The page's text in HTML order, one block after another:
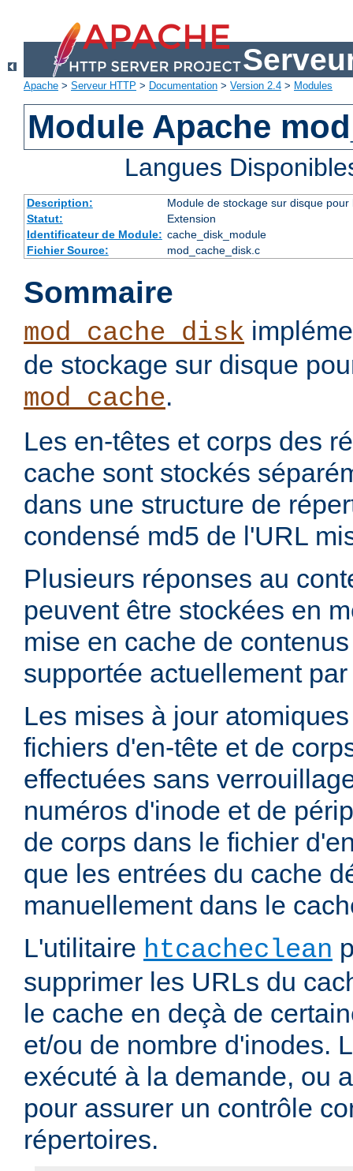
Apache > Serveur HTTP > Documentation > Version 2.4 > Modules
Module Apache
Langues
Description:
Module de stockage sur disque
Statut:
Extension
Identificateur de Module: cache_disk_module
Fichier Source:
mod_cache_disk.c
Sommaire
mod_cache_disk
de stockage sur disque
mod_cache.
Les en-têtes et corps des
cache sont stockés
dans une structure de
condensé md5 de l'URL
Plusieurs réponses au
peuvent être stockées en
mise en cache de
supportée actuellement
Les mises à jour
fichiers d'en-tête et de
effectuées sans
numéros d'inode et de
de corps dans le fichier
que les entrées du cache
manuellement dans le
L'utilitaire htcacheclean
supprimer les URLs du
le cache en deçà de
et/ou de nombre d'inodes.
exécuté à la demande, ou
pour assurer un contrôle
répertoires.